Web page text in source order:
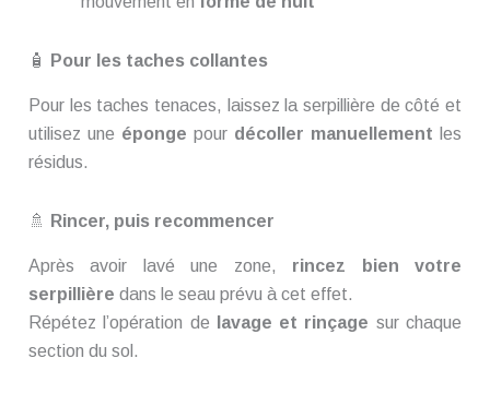
🧴 Pour les taches collantes
Pour les taches tenaces, laissez la serpillière de côté et
utilisez une éponge pour décoller manuellement les
résidus.
🚿 Rincer, puis recommencer
Après avoir lavé une zone, rincez bien votre
serpillière dans le seau prévu à cet effet.
Répétez l’opération de
lavage et rinçage sur chaque
section du sol.